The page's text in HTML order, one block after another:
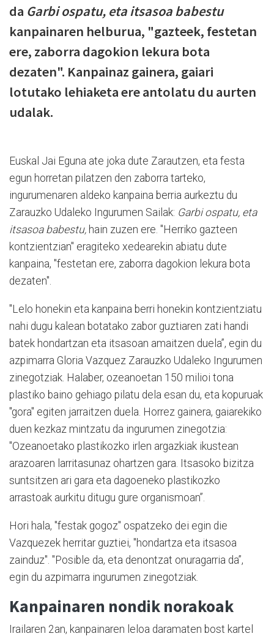
da Garbi ospatu, eta itsasoa babestu
kanpainaren helburua, "gazteek, festetan
ere, zaborra dagokion lekura bota
dezaten". Kanpainaz gainera, gaiari
lotutako lehiaketa ere antolatu du aurten
udalak.
Euskal Jai Eguna ate joka dute Zarautzen, eta festa
egun horretan pilatzen den zaborra tarteko,
ingurumenaren aldeko kanpaina berria aurkeztu du
Zarauzko Udaleko Ingurumen Sailak: Garbi ospatu, eta
itsasoa babestu, hain zuzen ere. "Herriko gazteen
kontzientzian" eragiteko xedearekin abiatu dute
kanpaina, "festetan ere, zaborra dagokion lekura bota
dezaten".
"Lelo honekin eta kanpaina berri honekin kontzientziatu
nahi dugu kalean botatako zabor guztiaren zati handi
batek hondartzan eta itsasoan amaitzen duela”, egin du
azpimarra Gloria Vazquez Zarauzko Udaleko Ingurumen
zinegotziak. Halaber, ozeanoetan 150 milioi tona
plastiko baino gehiago pilatu dela esan du, eta kopuruak
"gora" egiten jarraitzen duela. Horrez gainera, gaiarekiko
duen kezkaz mintzatu da ingurumen zinegotzia:
"Ozeanoetako plastikozko irlen argazkiak ikustean
arazoaren larritasunaz ohartzen gara. Itsasoko bizitza
suntsitzen ari gara eta dagoeneko plastikozko
arrastoak aurkitu ditugu gure organismoan”.
Hori hala, "festak gogoz" ospatzeko dei egin die
Vazquezek herritar guztiei, "hondartza eta itsasoa
zainduz". "Posible da, eta denontzat onuragarria da”,
egin du azpimarra ingurumen zinegotziak.
Kanpainaren nondik norakoak
Irailaren 2an, kanpainaren leloa daramaten bost kartel